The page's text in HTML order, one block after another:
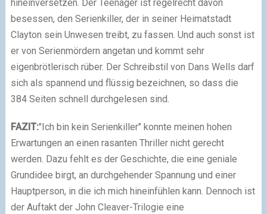
hineinversetzen. Der Teenager ist regelrecht davon
besessen, den Serienkiller, der in seiner Heimatstadt
Clayton sein Unwesen treibt, zu fassen. Und auch sonst ist
er von Serienmördern angetan und kommt sehr
eigenbrötlerisch rüber. Der Schreibstil von Dans Wells darf
sich als spannend und flüssig bezeichnen, so dass die
384 Seiten schnell durchgelesen sind.
FAZIT:"Ich bin kein Serienkiller" konnte meinen hohen
Erwartungen an einen rasanten Thriller nicht gerecht
werden. Dazu fehlt es der Geschichte, die eine geniale
Grundidee birgt, an durchgehender Spannung und einer
Hauptperson, in die ich mich hineinfühlen kann. Dennoch ist
der Auftakt der John Cleaver-Trilogie eine